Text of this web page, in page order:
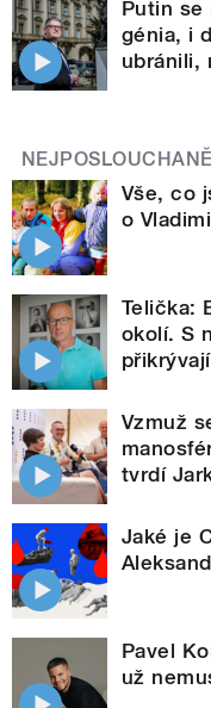
Putin se
génia, i
ubránili,
Vše, co
o
Telička:
okolí. S
Vzmuž
tvrdí
Jaké je
Pavel
už